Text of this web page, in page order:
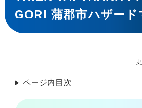
GORI 蒲郡市ハザード
ページ内目次